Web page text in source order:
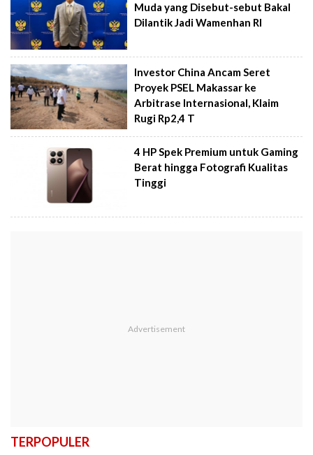
Muda yang Disebut-sebut Bakal
Dilantik Jadi Wamenhan RI
Investor China Ancam Seret
Proyek PSEL Makassar ke
Arbitrase Internasional, Klaim
Rugi Rp2,4 T
4 HP Spek Premium untuk Gaming
Berat hingga Fotografi Kualitas
Tinggi
TERPOPULER